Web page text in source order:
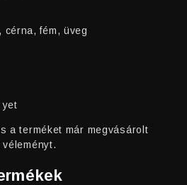
cérna, fém, üveg
yet
a terméket már megvásárolt